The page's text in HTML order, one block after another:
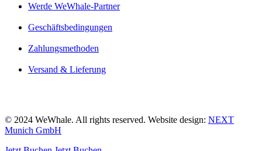
Werde WeWhale-Partner
Geschäftsbedingungen
Zahlungsmethoden
Versand & Lieferung
© 2024 WeWhale. All rights reserved. Website design: NEXT
Munich GmbH